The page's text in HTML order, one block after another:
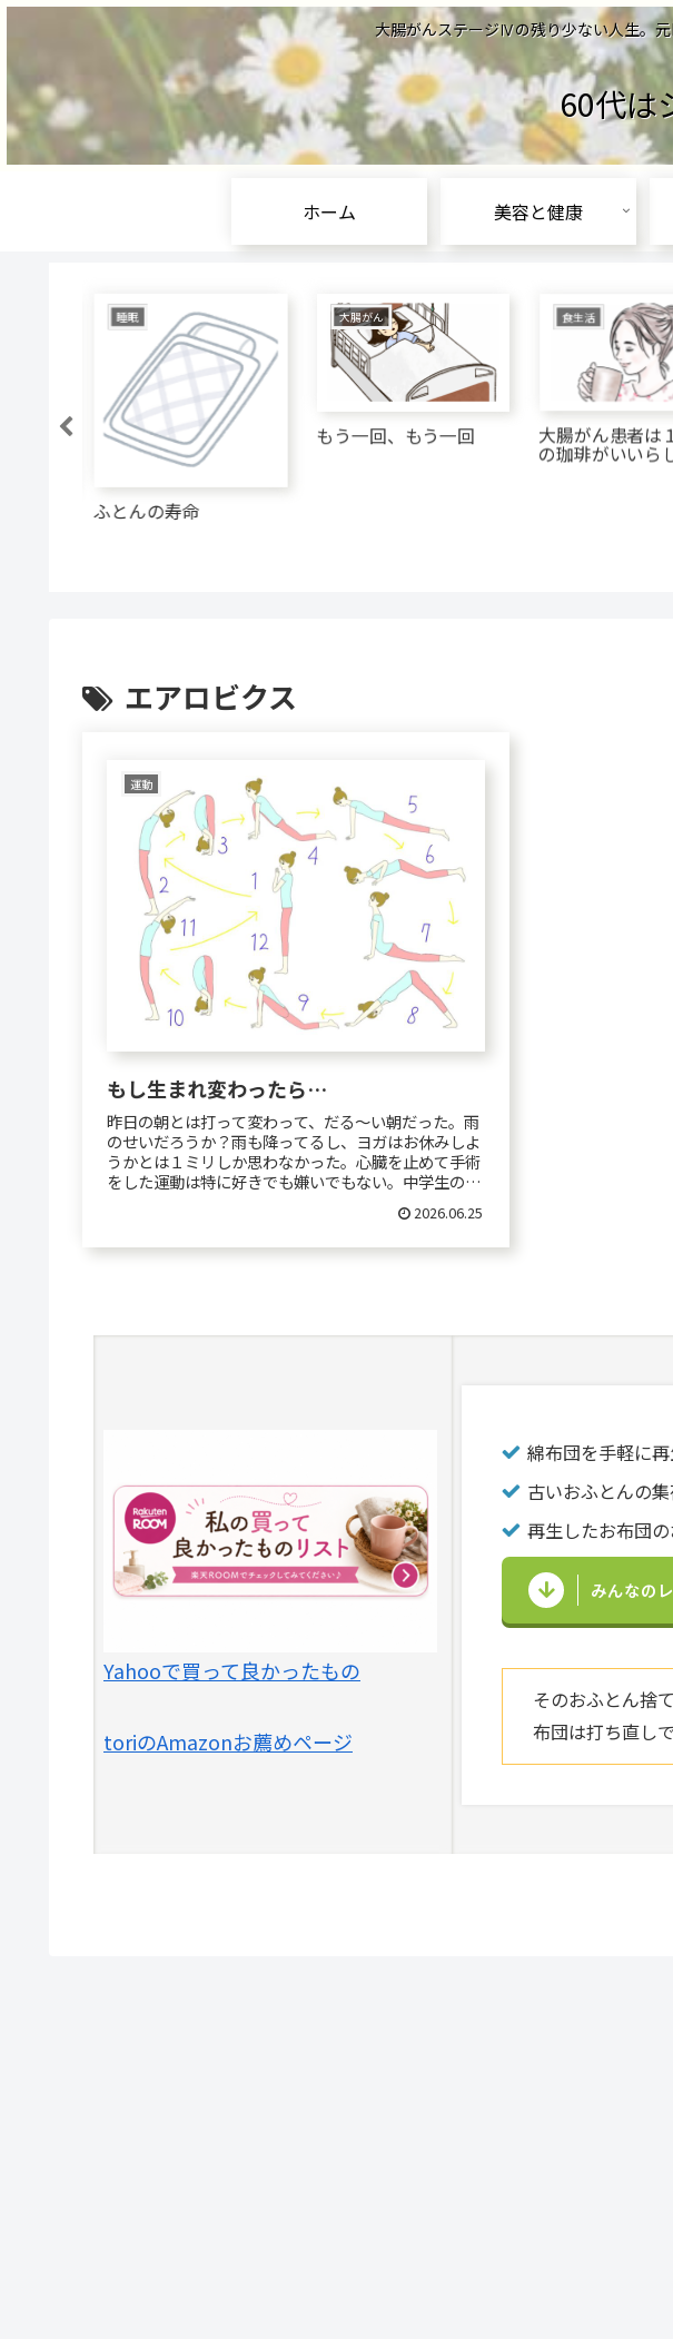
大腸がんステージⅣの残り少ない人生。
60代は
ホーム 美容と健康
睡眠
ふとんの寿命
大腸がん
もう一回、もう一回
食生活
大腸がん患者は
の珈琲がいいら
エアロビクス
運動
もし生まれ変わったら…
昨日の朝とは打って変わって、だる～い朝だった。雨
のせいだろうか？雨も降ってるし、ヨガはお休みしよ
うかとは１ミリしか思わなかった。心臓を止めて手術
をした運動は特に好きでも嫌いでもない。中学生の
頃、少しだけバレーボール部に入部していた事があっ
2026.06.25
Yahooで買って良かったもの
toriのAmazonお薦めページ
綿布団を手軽に
古いおふとんの
再生したお布団
みんなの
そのおふとん捨
布団は打ち直し